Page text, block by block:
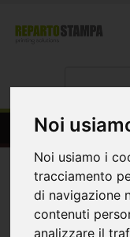
Noi
Noi usiamo i
tracciamento
di navigazione
contenuti
analizzare il
Roll up 100 de
Home Espositori
Roll-up